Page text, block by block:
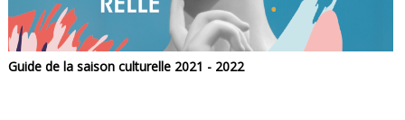
Guide de la saison culturelle 2021 - 2022